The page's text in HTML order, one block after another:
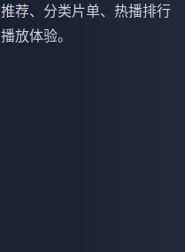
荐、分类片单、热播排行
放体验。